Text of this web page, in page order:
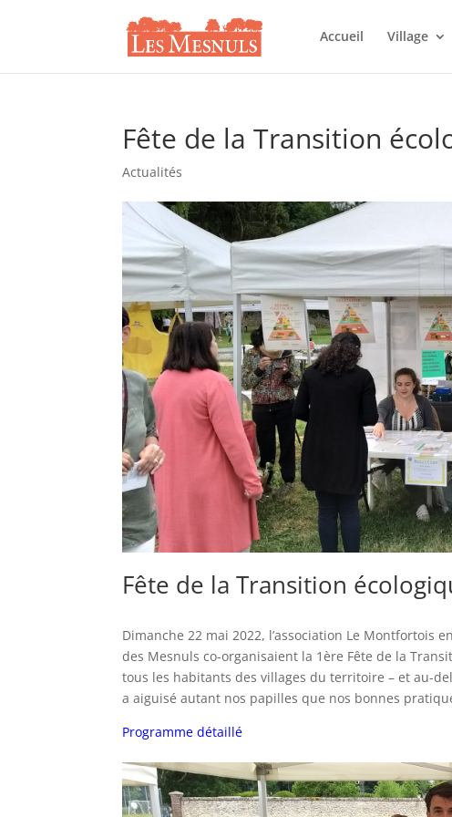
Accueil Village
Fête de la Transition
Actualités
Fête de la Transition
Dimanche 22 mai 2022, l’association Le Montfortois
des Mesnuls co-organisaient la 1ère Fête de la
tous les habitants des villages du territoire – et au-
a aiguisé autant nos papilles que nos bonnes
Programme détaillé